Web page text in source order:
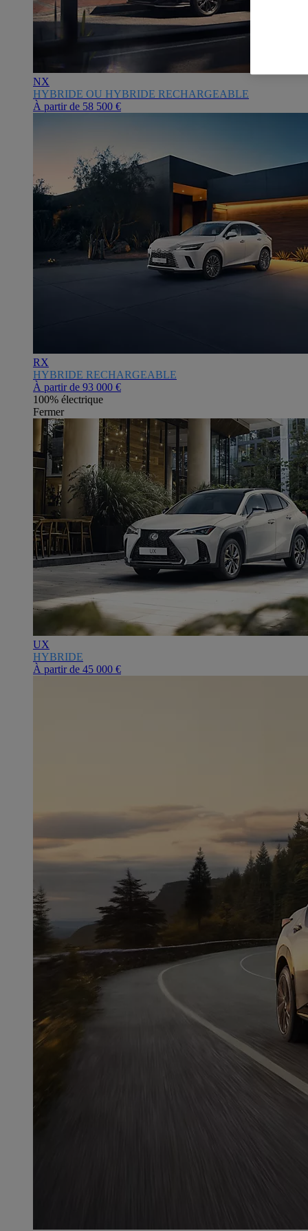
NX
HYBRIDE OU HYBRIDE RECHARGEABLE
À partir de 58 500 €
RX
HYBRIDE RECHARGEABLE
À partir de 93 000 €
100% électrique
Fermer
UX
HYBRIDE
À partir de 45 000 €